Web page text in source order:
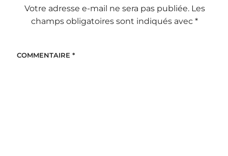
Votre adresse e-mail ne sera pas publiée. Les
champs obligatoires sont indiqués avec*
COMMENTAIRE *